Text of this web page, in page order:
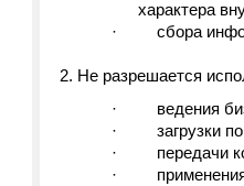
характера
· сбора
Не разрешается
· ведения
· загрузки
· передачи
· применения